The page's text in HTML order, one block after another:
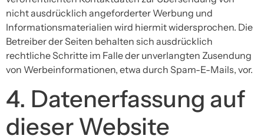
nicht ausdrücklich angeforderter Werbung und
Informationsmaterialien wird hiermit widersprochen. Die
Betreiber der Seiten behalten sich ausdrücklich
rechtliche Schritte im Falle der unverlangten Zusendung
von Werbeinformationen, etwa durch Spam-E-Mails, vor.
4. Datenerfassung auf
dieser Website